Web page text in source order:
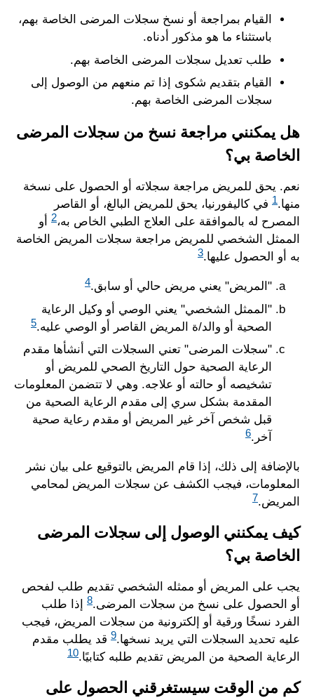
القيام بمراجعة أو نسخ سجلات المرضى الخاصة بهم،
باستثناء ما هو مذكور أدناه.
طلب تعديل سجلات المرضى الخاصة بهم.
القيام بتقديم شكوى إذا تم منعهم من الوصول إلى
سجلات المرضى الخاصة بهم.
هل يمكنني مراجعة نسخ من سجلات المرضى
الخاصة بي؟
نعم. يحق للمريض مراجعة سجلاته أو الحصول على نسخة
منها.1 في كاليفورنيا، يحق للمريض البالغ، أو القاصر
المصرح له بالموافقة على العلاج الطبي الخاص به،2
أو
الممثل الشخصي للمريض مراجعة سجلات المريض الخاصة
به أو الحصول عليها.3
"المريض" يعني مريض حالي أو سابق.4
"الممثل الشخصي" يعني الوصي أو وكيل الرعاية
الصحية أو والد/ة المريض القاصر أو الوصي عليه.5
"سجلات المرضى" تعني السجلات التي أنشأها مقدم
الرعاية الصحية حول التاريخ الصحي للمريض أو
تشخيصه أو حالته أو علاجه. وهي لا تتضمن المعلومات
المقدمة بشكل سري إلى مقدم الرعاية الصحية من
قبل شخص آخر غير المريض أو مقدم رعاية صحية
آخر.6
بالإضافة إلى ذلك، إذا قام المريض بالتوقيع على بيان نشر
المعلومات، فيجب الكشف عن سجلات المريض لمحامي
المريض.7
كيف يمكنني الوصول إلى سجلات المرضى
الخاصة بي؟
يجب على المريض أو ممثله الشخصي تقديم طلب لفحص
أو الحصول على نسخ من سجلات المرضى.8 إذا طلب
الفرد نسخًا ورقية أو إلكترونية من سجلات المريض، فيجب
عليه تحديد السجلات التي يريد نسخها.9 قد يطلب مقدم
الرعاية الصحية من المريض تقديم طلبه كتابيًا.10
كم من الوقت سيستغرقني الحصول على